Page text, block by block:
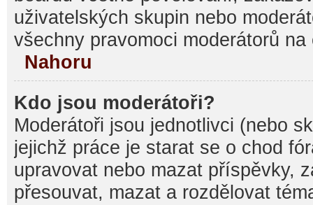
uživatelských skupin nebo
všechny pravomoci moderátorů na
Nahoru
Kdo jsou moderátoři?
Moderátoři jsou jednotlivci (nebo
jejichž práce je starat se o chod
upravovat nebo mazat příspěvky,
přesouvat, mazat a rozdělovat